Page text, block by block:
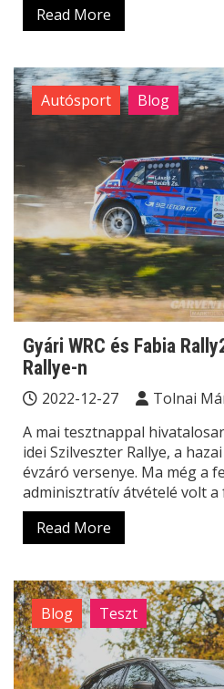
Read More
Autósport Blog
Gyári WRC és Fabia
Rallye-n
2022-12-27
Tolnai
A mai tesztnappal
idei Szilveszter Rallye, a
évzáró versenye. Ma még a
adminisztratív átvételé volt a
Read More
Blog Teszt